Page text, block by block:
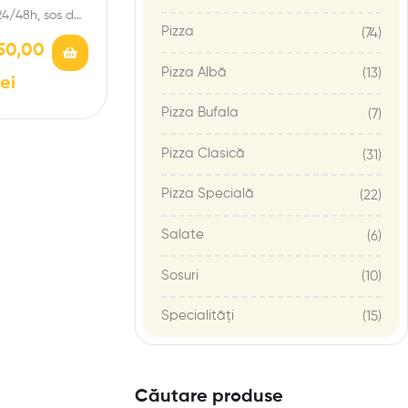
48h, sos de
de
D.O.P,
Pizza (74)
Pizza Albă (13)
Pizza Bufala (7)
Pizza Clasică (31)
Pizza Specială (22)
Salate (6)
Sosuri (10)
Specialități (15)
Căutare produse